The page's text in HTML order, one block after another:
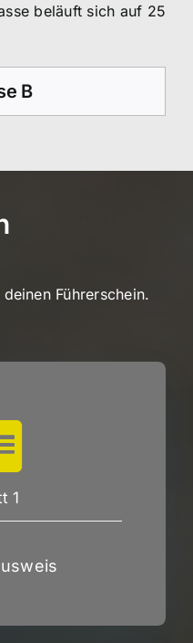
beläuft sich auf 25
B
Führerschein.
1